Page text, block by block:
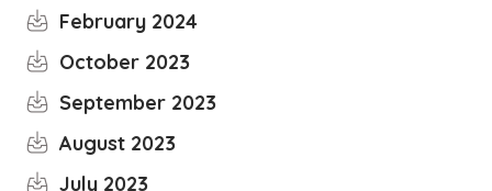
February 2024
October 2023
September 2023
August 2023
July 2023